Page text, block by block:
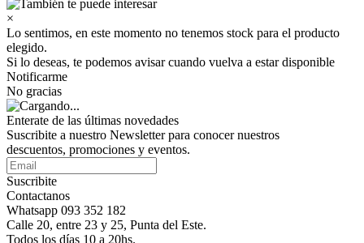
×
Lo sentimos, en este momento no tenemos stock para el producto
elegido.
Si lo deseas, te podemos avisar cuando vuelva a estar disponible
Notificarme
No gracias
Enterate de las últimas novedades
Suscribite a nuestro Newsletter para conocer nuestros
descuentos, promociones y eventos.
Suscribite
Contactanos
Whatsapp 093 352 182
Calle 20, entre 23 y 25, Punta del Este.
Todos los días 10 a 20hs.